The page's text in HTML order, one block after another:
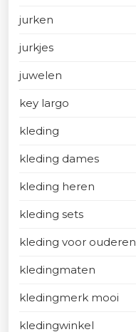
jurken
jurkjes
juwelen
key largo
kleding
kleding dames
kleding heren
kleding sets
kleding voor ouderen
kledingmaten
kledingmerk mooi
kledingwinkel